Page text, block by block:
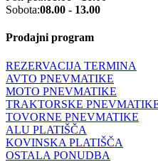
Sobota:08.00 - 13.00
Prodajni program
REZERVACIJA TERMINA
AVTO PNEVMATIKE
MOTO PNEVMATIKE
TRAKTORSKE
TOVORNE PNEVMATIKE
ALU PLATIŠČA
KOVINSKA PLATIŠČA
OSTALA PONUDBA